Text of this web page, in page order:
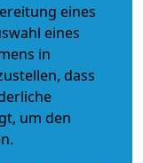
eines
eines
in
dass
um den